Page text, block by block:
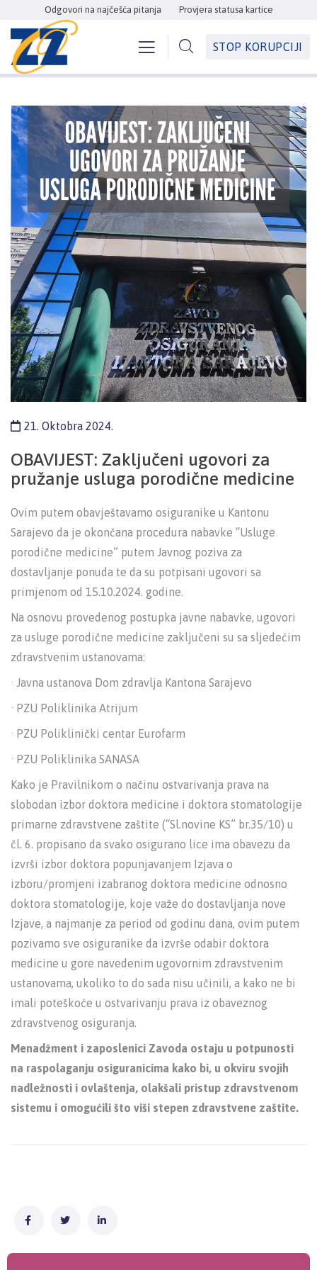
Odgovori na najčešća pitanja Provjera statusa kartice
STOP KORUPCIJI
21. Oktobra 2024.
OBAVIJEST: Zaključeni ugovori za
pružanje usluga porodične medicine
Ovim putem obavještavamo osiguranike u Kantonu
Sarajevo da je okončana procedura nabavke “Usluge
porodične medicine” putem Javnog poziva za
dostavljanje ponuda te da su potpisani ugovori sa
primjenom od 15.10.2024. godine.
Na osnovu provedenog postupka javne nabavke, ugovori
za usluge porodične medicine zaključeni su sa sljedećim
zdravstvenim ustanovama:
· Javna ustanova Dom zdravlja Kantona Sarajevo
· PZU Poliklinika Atrijum
· PZU Poliklinički centar Eurofarm
· PZU Poliklinika SANASA
Kako je Pravilnikom o načinu ostvarivanja prava na
slobodan izbor doktora medicine i doktora stomatologije
primarne zdravstvene zaštite (“Sl.novine KS” br.35/10) u
čl. 6. propisano da svako osigurano lice ima obavezu da
izvrši izbor doktora popunjavanjem Izjava o
izboru/promjeni izabranog doktora medicine odnosno
doktora stomatologije, koje važe do dostavljanja nove
Izjave, a najmanje za period od godinu dana, ovim putem
pozivamo sve osiguranike da izvrše odabir doktora
medicine u gore navedenim ugovornim zdravstvenim
ustanovama, ukoliko to do sada nisu učinili, a kako ne bi
imali poteškoće u ostvarivanju prava iz obaveznog
zdravstvenog osiguranja.
Menadžment i zaposlenici Zavoda ostaju u potpunosti
na raspolaganju osiguranicima kako bi, u okviru svojih
nadležnosti i ovlaštenja, olakšali pristup zdravstvenom
sistemu i omogućili što viši stepen zdravstvene zaštite.